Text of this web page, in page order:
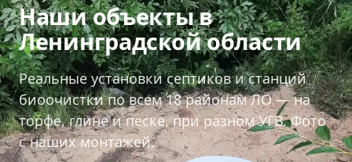
Наши объекты в
Ленинградской области
Реальные установки септиков и станций
биоочистки по всем 18 районам ЛО — на
торфе, глине и песке, при разном УГВ. Фото
с наших монтажей.